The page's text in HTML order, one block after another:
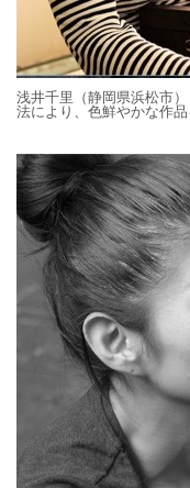
浅井千里（静岡県浜松市
法により、色鮮やかな作